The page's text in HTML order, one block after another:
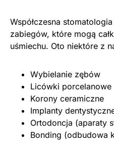
Współczesna
zabiegów, które mogą
uśmiechu. Oto niektóre z
Wybielanie zębów
Licówki porcelanowe
Korony ceramiczne
Implanty
Ortodoncja (aparaty
Bonding (odbudowa